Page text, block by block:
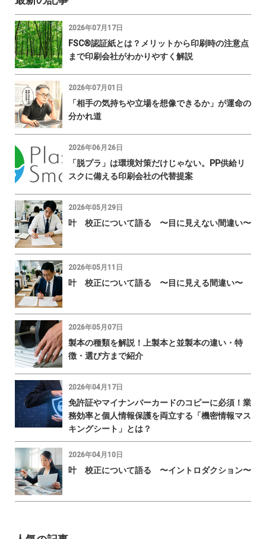
2026年07月17日
FSC®認証紙とは？メリットから印刷時の注意点
まで印刷会社がわかりやすく解説
2026年07月01日
「相手の気持ちや立場を想像できるか」が運命の
分かれ道
2026年06月26日
「脱プラ」は環境対策だけじゃない。PP供給リ
スクに備える印刷会社の代替提案
2026年05月29日
叶 校正について語る 〜目に見えない間違い〜
2026年05月11日
叶 校正について語る 〜目に見える間違い〜
2026年05月07日
製本の種類を解説！上製本と並製本の違い・特
徴・選び方まで紹介
2026年04月17日
免許証やマイナンバーカードのコピーに必須！業
務効率と個人情報保護を両立する「機密情報マス
キングシート」とは？
2026年04月10日
叶 校正について語る 〜イントロダクション〜